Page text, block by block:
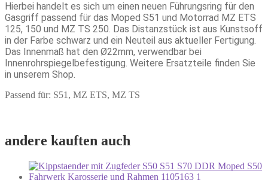
Hierbei handelt es sich um einen neuen Führungsring für den
Gasgriff passend für das Moped S51 und Motorrad MZ ETS
125, 150 und MZ TS 250. Das Distanzstück ist aus Kunstsoff
in der Farbe schwarz und ein Neuteil aus aktueller Fertigung.
Das Innenmaß hat den Ø22mm, verwendbar bei
Innenrohrspiegelbefestigung. Weitere Ersatzteile finden Sie
in unserem Shop.
Passend für: S51, MZ ETS, MZ TS
andere kauften auch